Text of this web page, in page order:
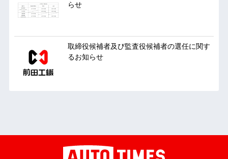
らせ
取締役候補者及び監査役候補者の選任に関す
るお知らせ